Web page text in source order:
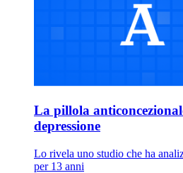
La pillola
depressione
Lo rivela uno studio che ha
per 13 anni